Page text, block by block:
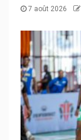
7 août 2026